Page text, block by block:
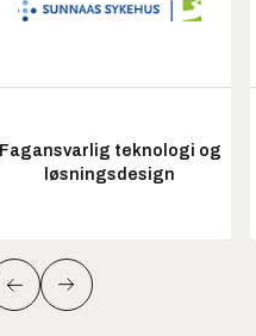
Fagansvarlig teknologi og
løsningsdesign